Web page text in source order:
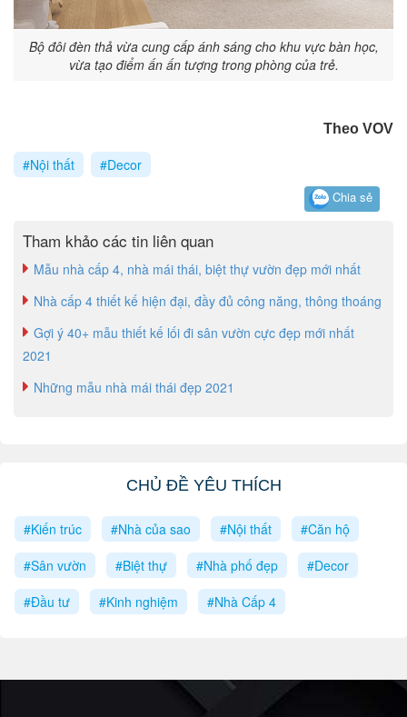
Bộ đôi đèn thả vừa cung cấp ánh sáng cho khu vực bàn học,
vừa tạo điểm ấn ấn tượng trong phòng của trẻ.
Theo VOV
#Nội thất #Decor
Chia sẻ
Tham khảo các tin liên quan
Mẫu nhà cấp 4, nhà mái thái, biệt thự vườn đẹp mới nhất
Nhà cấp 4 thiết kế hiện đại, đầy đủ công năng, thông thoáng
Gợi ý 40+ mẫu thiết kế lối đi sân vườn cực đẹp mới nhất
2021
Những mẫu nhà mái thái đẹp 2021
CHỦ ĐỀ YÊU THÍCH
#Kiến trúc #Nhà của sao #Nội thất
#Căn hộ
#Sân vườn
#Biệt thự #Nhà phố đẹp
#Decor
#Đầu tư
#Kinh nghiệm #Nhà Cấp 4